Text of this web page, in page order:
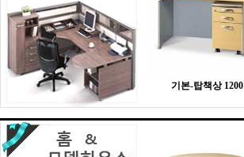
기본-탑책상 1200